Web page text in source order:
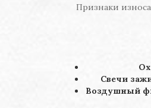
Признаки
Свечи
Воздушный